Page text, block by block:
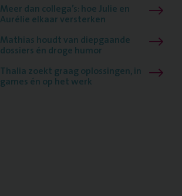
Meer dan collega’s: hoe Julie en
Aurélie elkaar versterken
Mathias houdt van diepgaande
dossiers én droge humor
Thalia zoekt graag oplossingen, in
games én op het werk